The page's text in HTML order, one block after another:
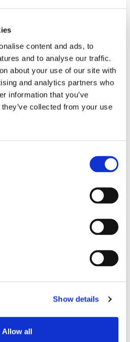
content and ads, to
and to analyse our traffic.
about your use of our site with
and analytics partners who
information that you’ve
collected from your use
Show details
Allow all